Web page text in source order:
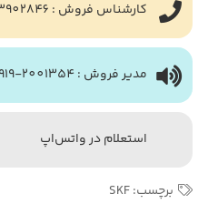
کارشناس فروش : 33902846-021
مدیر فروش : 2001354-0919
استعلام در واتس‌اپ
برچسب:SKF